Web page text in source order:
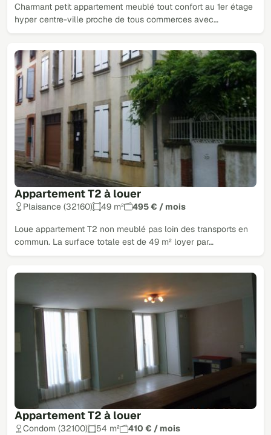
Charmant petit appartement meublé tout confort au 1er étage
hyper centre-ville proche de tous commerces avec…
Appartement T2 à louer
Plaisance (32160) 49 m² 495 € / mois
Loue appartement T2 non meublé pas loin des transports en
commun. La surface totale est de 49 m² loyer par…
Appartement T2 à louer
Condom (32100) 54 m² 410 € / mois